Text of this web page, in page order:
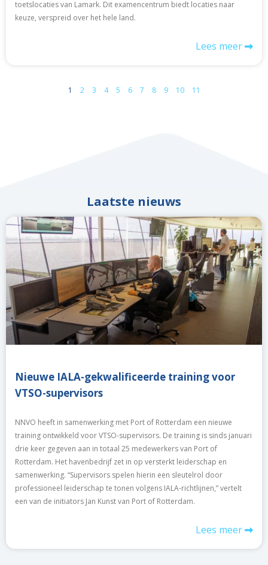
toetslocaties van Lamark. Dit examencentrum biedt locaties naar
keuze, verspreid over het hele land.
Lees meer
1 2 3 4 5 6 7 8 9 10 11
Laatste nieuws
Nieuwe IALA-gekwalificeerde training voor
VTSO-supervisors
NNVO heeft in samenwerking met Port of Rotterdam een nieuwe
training ontwikkeld voor VTSO-supervisors. De training is sinds januari
drie keer gegeven aan in totaal 25 medewerkers van Port of
Rotterdam. Het havenbedrijf zet in op versterkt leiderschap en
samenwerking. “Supervisors spelen hierin een sleutelrol door
professioneel leiderschap te tonen volgens IALA-richtlijnen,” vertelt
een van de initiators Jan Kunst van Port of Rotterdam.
Lees meer